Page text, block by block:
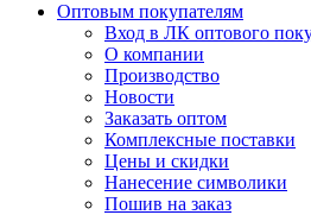
Оптовым покупателям
Вход в ЛК оптового
О компании
Производство
Новости
Заказать оптом
Комплексные поставки
Цены и скидки
Нанесение символики
Пошив на заказ